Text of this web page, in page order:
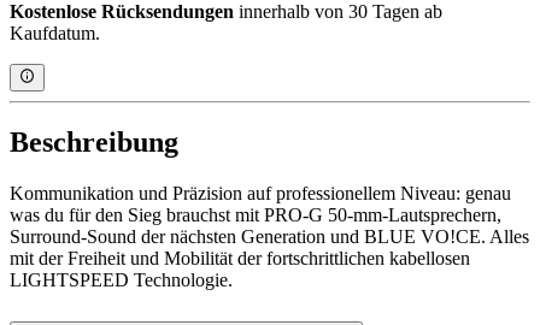
Kostenlose Rücksendungen innerhalb von 30 Tagen ab
Kaufdatum.
Beschreibung
Kommunikation und Präzision auf professionellem Niveau: genau
was du für den Sieg brauchst mit PRO-G 50-mm-Lautsprechern,
Surround-Sound der nächsten Generation und BLUE VO!CE. Alles
mit der Freiheit und Mobilität der fortschrittlichen kabellosen
LIGHTSPEED Technologie.